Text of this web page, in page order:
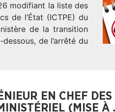
modifiant la liste des
de l’État (ICTPE) du
de la transition
de l’arrêté du
EN CHEF
(MISE